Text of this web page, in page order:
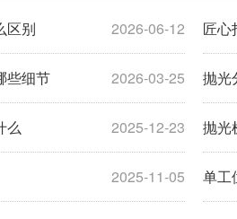
2026-06-12
区别 匠心打
2026-03-25
些细节 抛光
2025-12-23
么 抛光
2025-11-05 单工